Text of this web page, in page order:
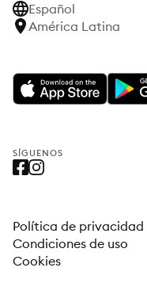
Español
América Latina
SÍGUENOS
Política de privacidad
Condiciones de uso
Cookies